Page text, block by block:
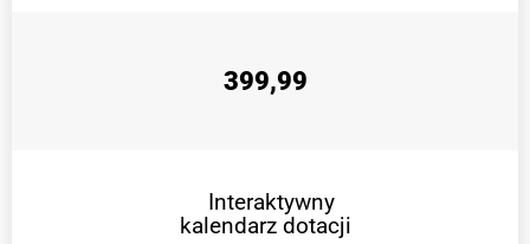
399,99
Interaktywny
kalendarz dotacji